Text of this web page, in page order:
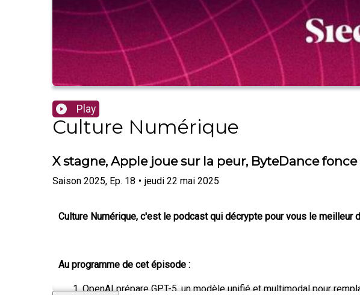
Play
Culture Numérique
X stagne, Apple joue sur la peur, ByteDance
Saison 2025, Ep. 18 • jeudi 22 mai 2025
Culture Numérique, c'est le podcast qui décrypte pour vous le meilleur
Au programme de cet épisode :
OpenAI prépare GPT-5, un modèle unifié et multimodal pour